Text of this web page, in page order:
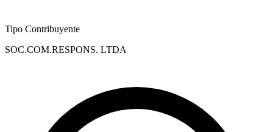
Tipo Contribuyente
SOC.COM.RESPONS. LTDA